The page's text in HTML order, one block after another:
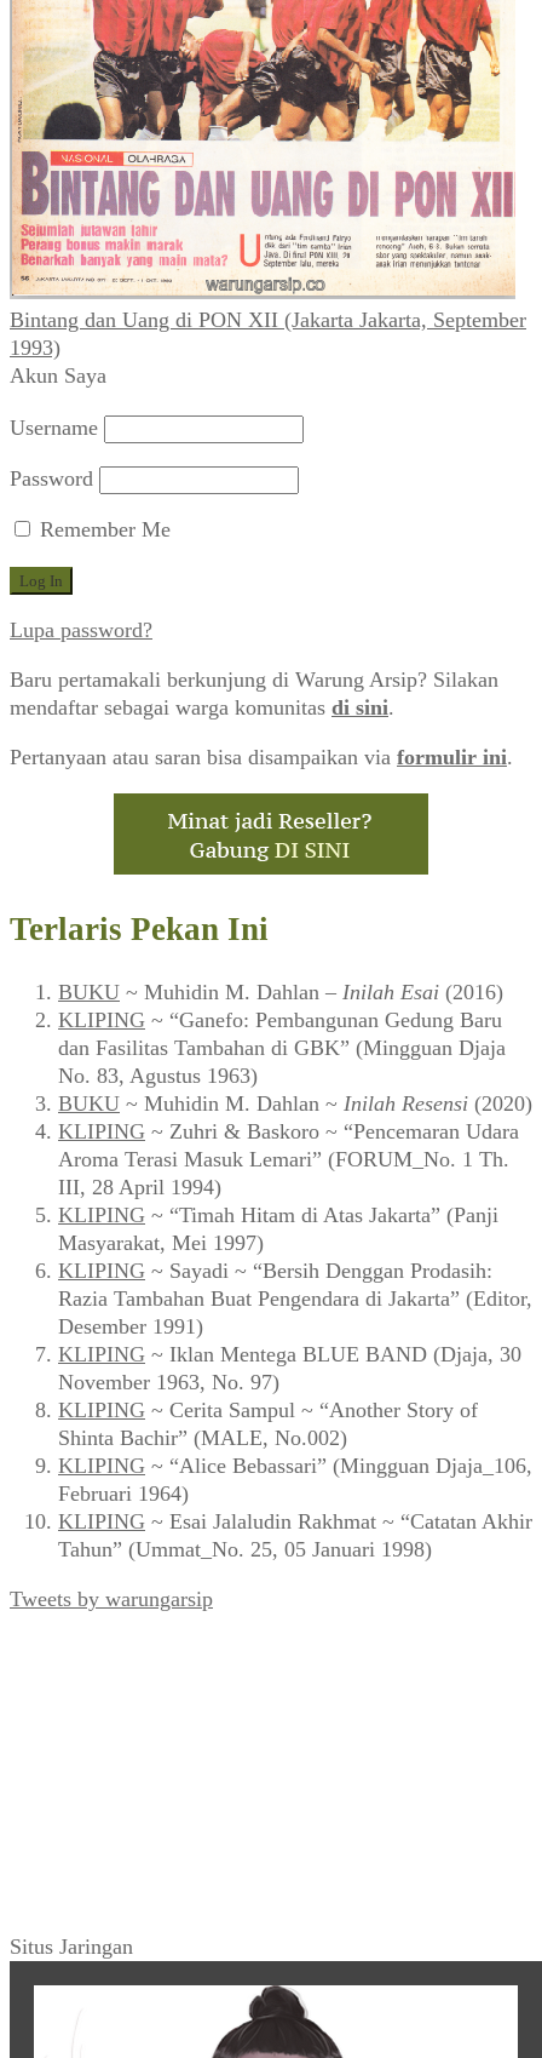
Bintang dan Uang di PON XII (Jakarta Jakarta, September
1993)
Akun Saya
Username
Password
Remember Me
Lupa password?
Baru pertamakali berkunjung di Warung Arsip? Silakan
mendaftar sebagai warga komunitas di sini.
Pertanyaan atau saran bisa disampaikan via formulir ini.
Terlaris Pekan Ini
BUKU ~ Muhidin M. Dahlan – Inilah Esai (2016)
KLIPING ~ “Ganefo: Pembangunan Gedung Baru
dan Fasilitas Tambahan di GBK” (Mingguan Djaja
No. 83, Agustus 1963)
BUKU ~ Muhidin M. Dahlan ~ Inilah Resensi (2020)
KLIPING ~ Zuhri & Baskoro ~ “Pencemaran Udara
Aroma Terasi Masuk Lemari” (FORUM_No. 1 Th.
III, 28 April 1994)
KLIPING ~ “Timah Hitam di Atas Jakarta” (Panji
Masyarakat, Mei 1997)
KLIPING ~ Sayadi ~ “Bersih Denggan Prodasih:
Razia Tambahan Buat Pengendara di Jakarta” (Editor,
Desember 1991)
KLIPING ~ Iklan Mentega BLUE BAND (Djaja, 30
November 1963, No. 97)
KLIPING ~ Cerita Sampul ~ “Another Story of
Shinta Bachir” (MALE, No.002)
KLIPING ~ “Alice Bebassari” (Mingguan Djaja_106,
Februari 1964)
KLIPING ~ Esai Jalaludin Rakhmat ~ “Catatan Akhir
Tahun” (Ummat_No. 25, 05 Januari 1998)
Tweets by warungarsip
Situs Jaringan